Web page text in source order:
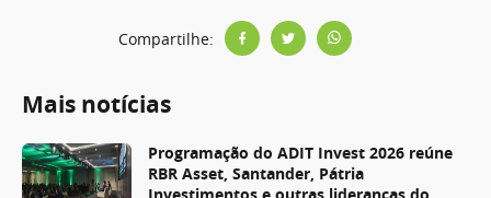
Compartilhe:
Mais notícias
Programação do ADIT Invest 2026 reúne
RBR Asset, Santander, Pátria